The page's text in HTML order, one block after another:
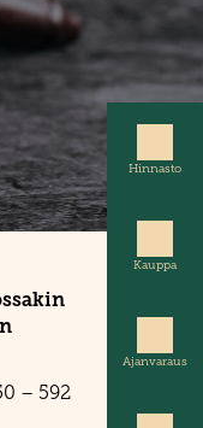
Hinnasto
Kauppa
Ajanvaraus
– 592